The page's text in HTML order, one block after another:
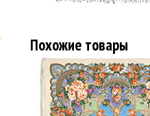
Похожие товары